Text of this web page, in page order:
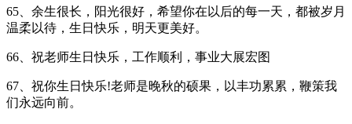
65、余生很长，阳光很好，希望你在以后的每一天，都被岁月
温柔以待，生日快乐，明天更美好。
66、祝老师生日快乐，工作顺利，事业大展宏图
67、祝你生日快乐!老师是晚秋的硕果，以丰功累累，鞭策我
们永远向前。